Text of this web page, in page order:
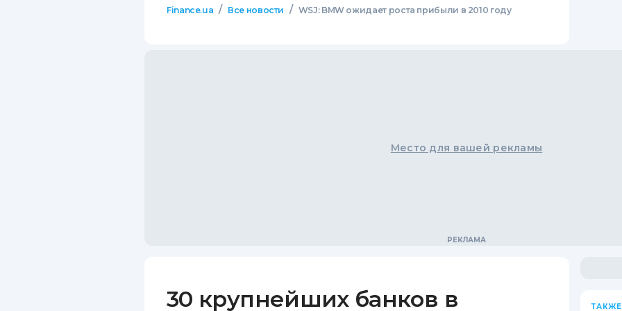
Finance.ua / Все новости / WSJ: BMW ожидает роста прибыли в 2010 году
Место для вашей рекламы
30 крупнейших банков в